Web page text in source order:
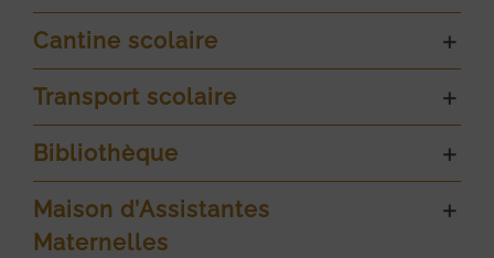
Cantine scolaire
Transport scolaire
Bibliothèque
Maison d’Assistantes
Maternelles